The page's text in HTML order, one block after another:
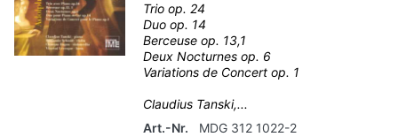
Trio op. 24
Duo op. 14
Berceuse op. 13,1
Deux Nocturnes op. 6
Variations de Concert op. 1
Claudius Tanski,...
Art.-Nr.
MDG 312 1022-2